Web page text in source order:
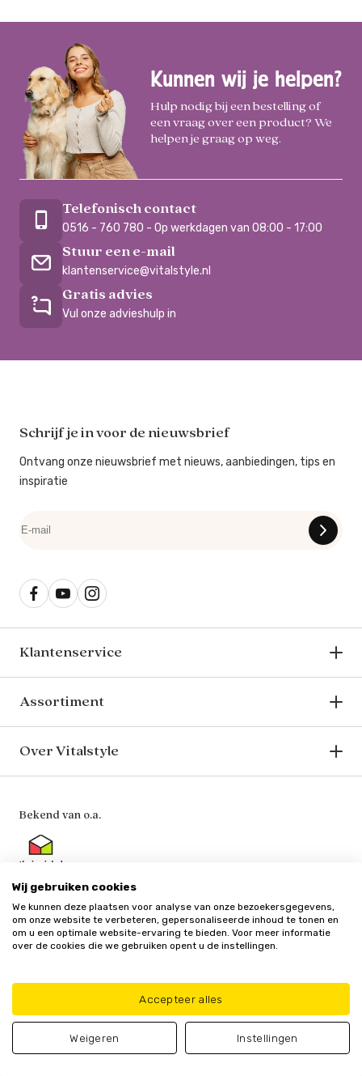
Kunnen wij je helpen?
Hulp nodig bij een bestelling of
een vraag over een product? We
helpen je graag op weg.
Telefonisch contact
0516 - 760 780 - Op werkdagen van 08:00 - 17:00
Stuur een e-mail
klantenservice@vitalstyle.nl
Gratis advies
Vul onze advieshulp in
Schrijf je in voor de nieuwsbrief
Ontvang onze nieuwsbrief met nieuws, aanbiedingen, tips en
inspiratie
Klantenservice
Assortiment
Over Vitalstyle
Bekend van o.a.
Veilig en vertrouwd
Algemene
voorwaarden
Privacy
Cookie
Update cookie
voorkeuren
© Vitalstyle 2025 - Alle genoemde prijzen zijn inclusief BTW
Wij gebruiken cookies
We kunnen deze plaatsen voor analyse van onze bezoekersgegevens,
om onze website te verbeteren, gepersonaliseerde inhoud te tonen en
om u een optimale website-ervaring te bieden. Voor meer informatie
over de cookies die we gebruiken opent u de instellingen.
Accepteer alles
Weigeren Instellingen